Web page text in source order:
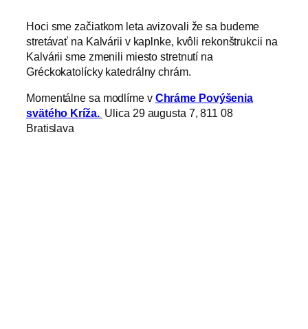
Hoci sme začiatkom leta avizovali že sa budeme
stretávať na Kalvárii v kaplnke, kvôli rekonštrukcii na
Kalvárii sme zmenili miesto stretnutí na
Gréckokatolícky katedrálny chrám.
Momentálne sa modlíme v Chráme Povýšenia
svätého Kríža. Ulica 29 augusta 7, 811 08
Bratislava